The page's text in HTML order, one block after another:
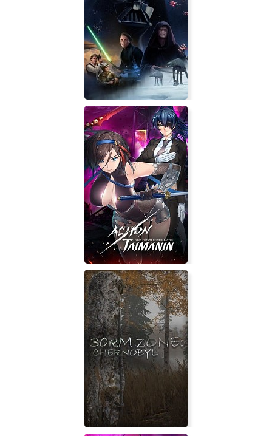
Empires of the Undergrowth
STAR WARS Rebellion
Action Taimanin